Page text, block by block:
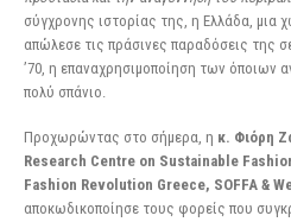
σύγχρονης ιστορίας της, η Ελλάδα, μια
απώλεσε τις πράσινες παραδόσεις της
’70, η επαναχρησιμοποίηση των όποιων
πολύ σπάνιο.
Προχωρώντας στο σήμερα, η κ. Φιόρη
Research Centre on Sustainable
Fashion Revolution Greece, SOFFA &
αποκωδικοποίησε τους φορείς που